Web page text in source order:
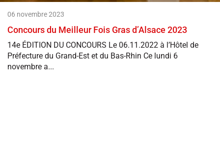
06 novembre 2023
Concours du Meilleur Fois Gras d’Alsace 2023
14e ÉDITION DU CONCOURS Le 06.11.2022 à l’Hôtel de
Préfecture du Grand-Est et du Bas-Rhin Ce lundi 6
novembre a...